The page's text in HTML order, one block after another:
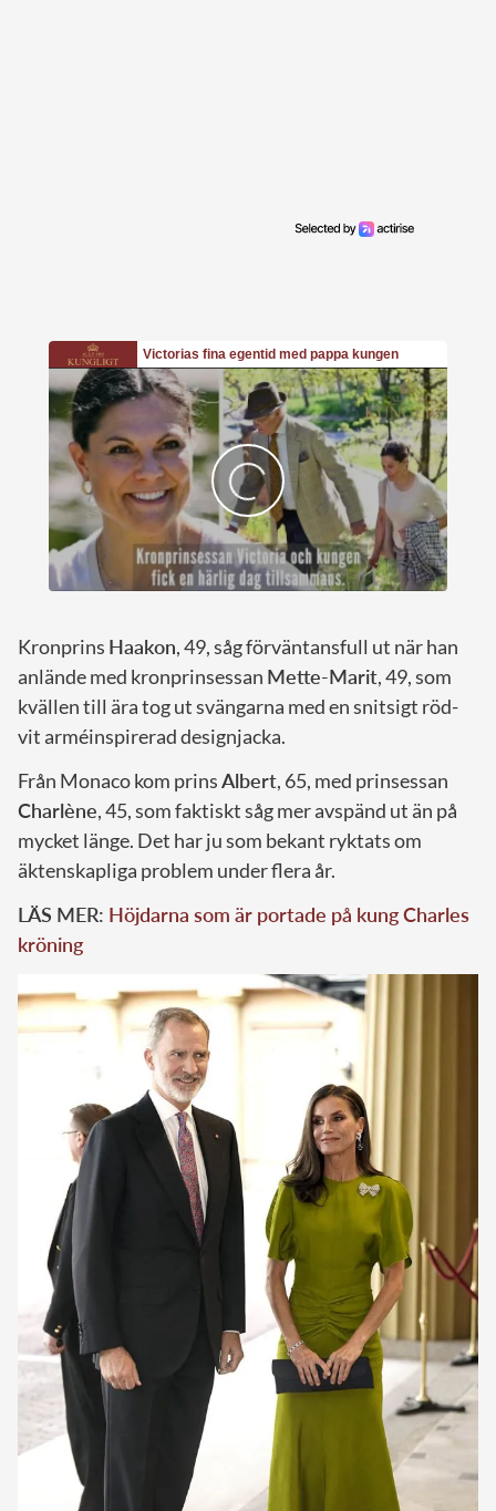
Kronprins Haakon, 49, såg förväntansfull ut när han
anlände med kronprinsessan Mette-Marit, 49, som
kvällen till ära tog ut svängarna med en snitsigt röd-
vit arméinspirerad designjacka.
Från Monaco kom prinsAlbert, 65, med prinsessan
Charlène, 45, som faktiskt såg mer avspänd ut än på
mycket länge. Det har ju som bekant ryktats om
äktenskapliga problem under flera år.
LÄS MER: Höjdarna som är portade på kung Charles
kröning